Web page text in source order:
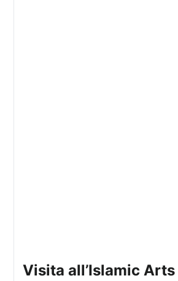
Visita all’Islamic Arts Biennale